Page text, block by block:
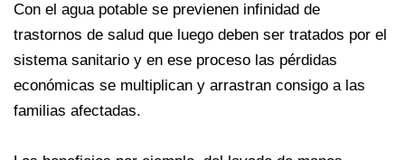
Con el agua potable se previenen infinidad de
trastornos de salud que luego deben ser tratados por el
sistema sanitario y en ese proceso las pérdidas
económicas se multiplican y arrastran consigo a las
familias afectadas.